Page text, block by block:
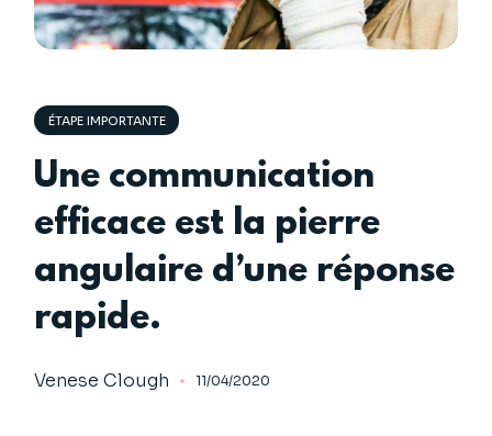
ÉTAPE IMPORTANTE
Une communication
efficace est la pierre
angulaire d’une réponse
rapide.
Venese Clough 11/04/2020